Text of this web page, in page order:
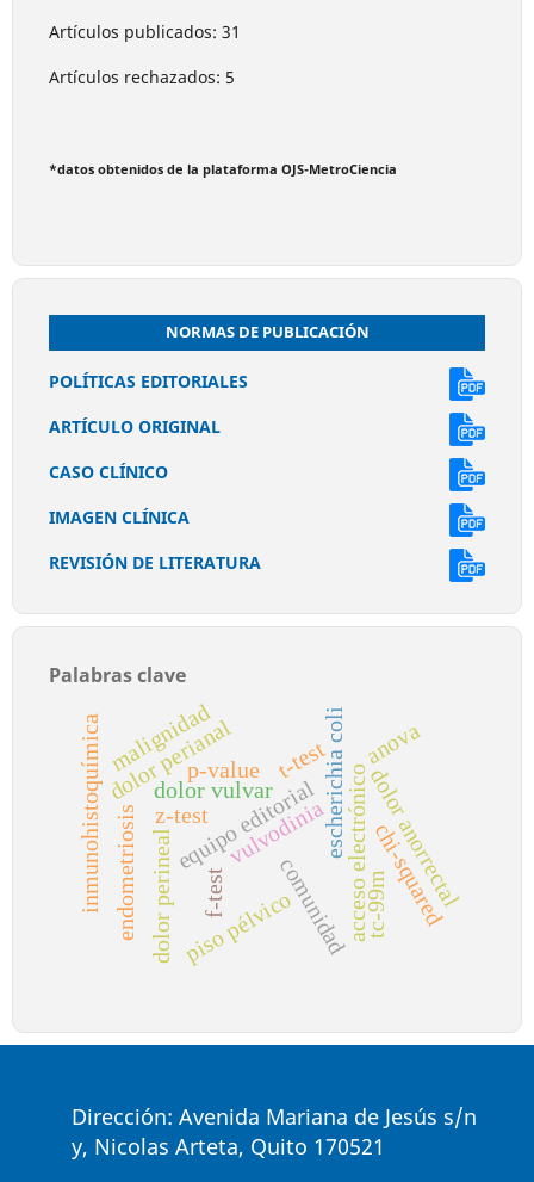
Artículos publicados: 31
Artículos rechazados: 5
*datos obtenidos de la plataforma OJS-MetroCiencia
NORMAS DE PUBLICACIÓN
POLÍTICAS EDITORIALES
ARTÍCULO ORIGINAL
CASO CLÍNICO
IMAGEN CLÍNICA
REVISIÓN DE LITERATURA
Palabras clave
equipo editorial acceso electrónico
comunidad
escherichia coli
dolor perineal vulvodinia
dolor vulvar
dolor perianal
piso pélvico
dolor anorrectal
p-value
z-test
t-test anova
chi-squared
f-test
inmunohistoquímicaendometriosis
malignidad
tc-99m
Dirección: Avenida Mariana de Jesús s/n
y, Nicolas Arteta, Quito 170521